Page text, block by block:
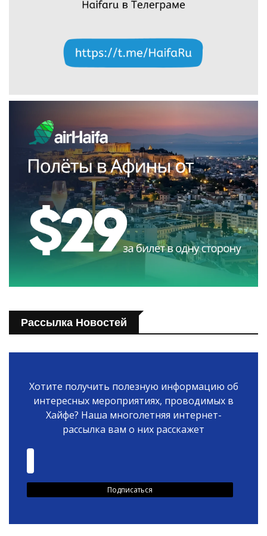
Рассылка Новостей
Хотите получить полезную информацию об
интересных мероприятиях, проводимых в
Хайфе? Наша многолетняя интернет-
рассылка вам о них расскажет